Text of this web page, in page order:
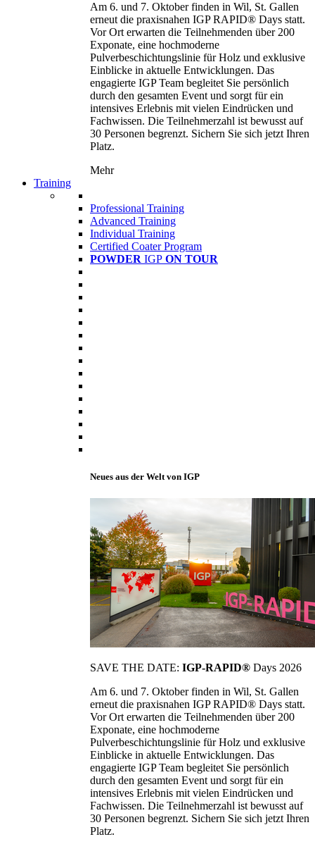
Am 6. und 7. Oktober finden in Wil, St. Gallen
erneut die praxisnahen IGP RAPID® Days statt.
Vor Ort erwarten die Teilnehmenden über 200
Exponate, eine hochmoderne
Pulverbeschichtungslinie für Holz und exklusive
Einblicke in aktuelle Entwicklungen. Das
engagierte IGP Team begleitet Sie persönlich
durch den gesamten Event und sorgt für ein
intensives Erlebnis mit vielen Eindrücken und
Fachwissen. Die Teilnehmerzahl ist bewusst auf
30 Personen begrenzt. Sichern Sie sich jetzt Ihren
Platz.
Mehr
Training
Professional Training
Advanced Training
Individual Training
Certified Coater Program
POWDER IGP ON TOUR
Neues aus der Welt von IGP
SAVE THE DATE: IGP-RAPID® Days 2026
Am 6. und 7. Oktober finden in Wil, St. Gallen
erneut die praxisnahen IGP RAPID® Days statt.
Vor Ort erwarten die Teilnehmenden über 200
Exponate, eine hochmoderne
Pulverbeschichtungslinie für Holz und exklusive
Einblicke in aktuelle Entwicklungen. Das
engagierte IGP Team begleitet Sie persönlich
durch den gesamten Event und sorgt für ein
intensives Erlebnis mit vielen Eindrücken und
Fachwissen. Die Teilnehmerzahl ist bewusst auf
30 Personen begrenzt. Sichern Sie sich jetzt Ihren
Platz.